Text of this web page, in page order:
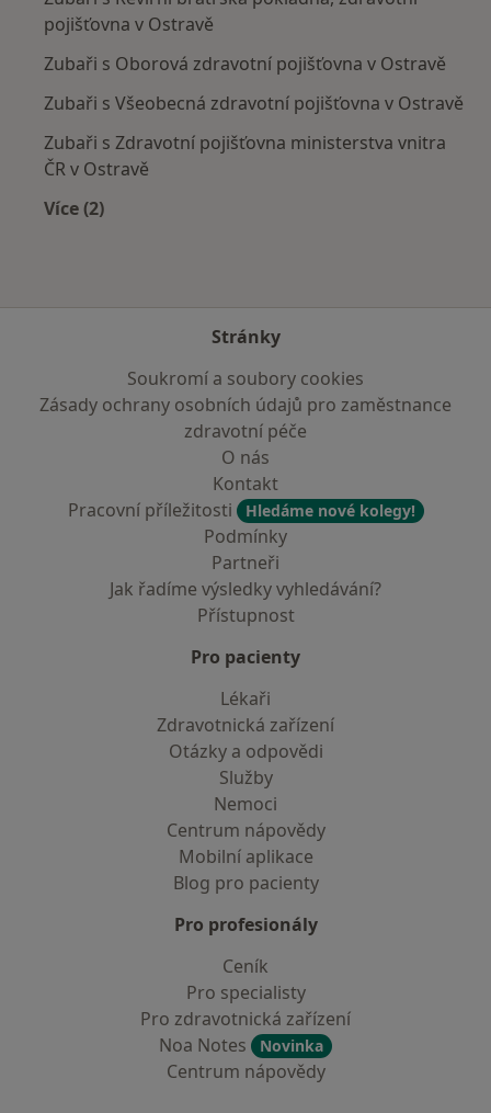
pojišťovna v Ostravě
Zubaři s Oborová zdravotní pojišťovna v Ostravě
Zubaři s Všeobecná zdravotní pojišťovna v Ostravě
Zubaři s Zdravotní pojišťovna ministerstva vnitra
ČR v Ostravě
Více (2)
Stránky
Soukromí a soubory cookies
Zásady ochrany osobních údajů pro zaměstnance
zdravotní péče
O nás
Kontakt
Pracovní příležitosti
Hledáme nové kolegy!
Podmínky
Partneři
Jak řadíme výsledky vyhledávání?
Přístupnost
Pro pacienty
Lékaři
Zdravotnická zařízení
Otázky a odpovědi
Služby
Nemoci
Centrum nápovědy
Mobilní aplikace
Blog pro pacienty
Pro profesionály
Ceník
Pro specialisty
Pro zdravotnická zařízení
Noa Notes
Novinka
Centrum nápovědy